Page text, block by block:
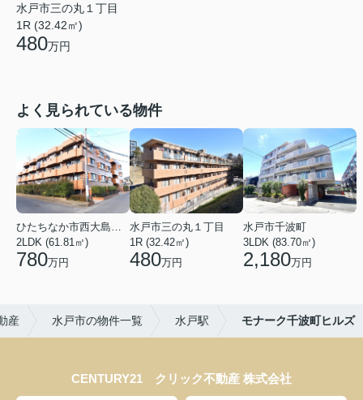
水戸市三の丸１丁目
1R (32.42㎡)
480万円
よく見られている物件
2LDK (61.81㎡)
780万円
水戸市三の丸１丁目
1R (32.42㎡)
480万円
水戸市千波町
3LDK (83.70㎡)
2,180万円
産 水戸市の物件一覧 水戸駅 モナーク千波町ヒルズ
CENTURY21 クリック不動産 株式会社